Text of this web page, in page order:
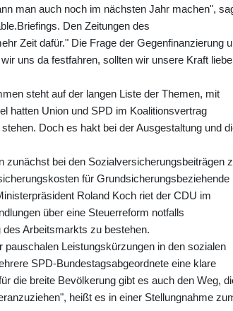
man auch noch im nächsten Jahr machen",
Den Zeitungen des
Zeit dafür." Die Frage der Gegenfinanzierung
uns da festfahren, sollten wir unsere Kraft
steht auf der langen Liste der Themen, mit
hatten Union und SPD im Koalitionsvertrag
Doch es hakt bei der Ausgestaltung und
zunächst bei den Sozialversicherungsbeiträgen
für Grundsicherungsbeziehende
Roland Koch riet der CDU im
über eine Steuerreform notfalls
Arbeitsmarkts zu bestehen.
Leistungskürzungen in den sozialen
SPD-Bundestagsabgeordnete eine klare
die breite Bevölkerung gibt es auch den Weg,
heißt es in einer Stellungnahme